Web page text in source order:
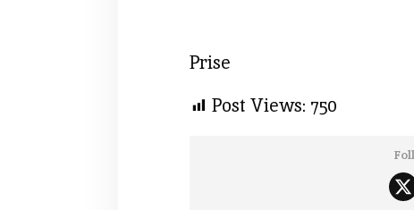
Prise
Post Views: 750